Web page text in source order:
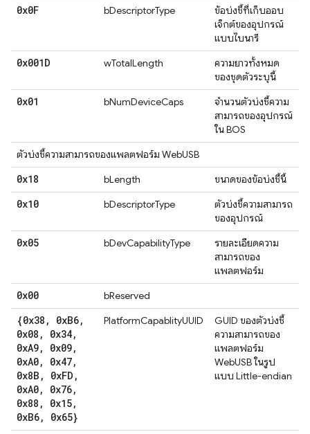
0x0F bDescriptorType
ข้อบ่งชี้ที่เก็บออบ
เจ็กต์ของอุปกรณ์
แบบไบนารี
0x001D wTotalLength
ความยาวทั้งหมด
ของชุดตัวระบุนี้
0x01 bNumDeviceCaps
จำนวนตัวบ่งชี้ความ
สามารถของอุปกรณ์
ใน BOS
ตัวบ่งชี้ความสามารถของแพลตฟอร์ม WebUSB
0x18 bLength ขนาดของข้อบ่งชี้นี้
0x10 bDescriptorType
ตัวบ่งชี้ความสามารถ
ของอุปกรณ์
0x05 bDevCapabilityType
รายละเอียดความ
สามารถของ
แพลตฟอร์ม
0x00 bReserved
{0x38 , 0xB6,
0x08 , 0x34,
0xA9, 0x09,
0xA0, 0x47,
0x8B , 0xFD ,
0xA0, 0x76,
0x88 , 0x15,
0xB6, 0x65}
PlatformCapablityUUID
GUID ของตัวบ่งชี้
ความสามารถของ
แพลตฟอร์ม
WebUSB ในรูป
แบบ Little-endian